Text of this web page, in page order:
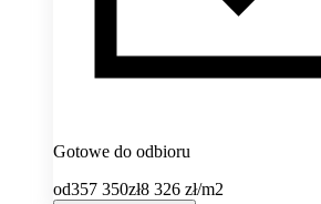
Gotowe do odbioru
od357 350zł8 326 zł/m2